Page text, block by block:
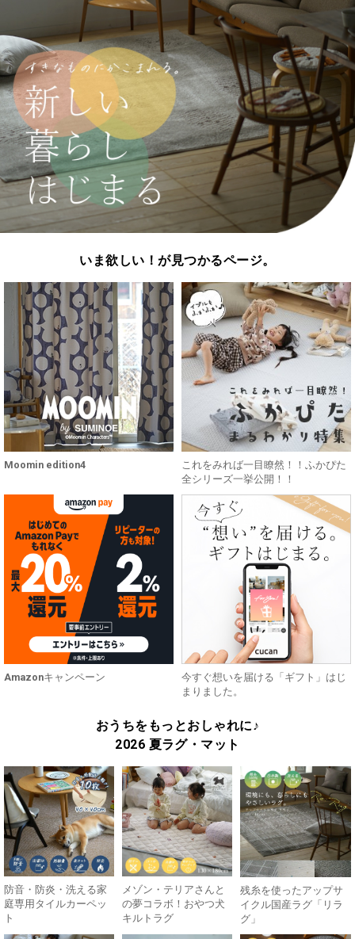
いま欲しい！が見つかるページ。
Moomin edition4
これをみれば一目瞭然！！ふかぴた
全シリーズ一挙公開！！
Amazonキャンペーン
今すぐ想いを届ける「ギフト」はじ
まりました。
おうちをもっとおしゃれに♪
2026 夏ラグ・マット
防音・防炎・洗える家
庭専用タイルカーペッ
ト
メゾン・テリアさんと
の夢コラボ！おやつ犬
キルトラグ
残糸を使ったアップサ
イクル国産ラグ「リラ
グ」